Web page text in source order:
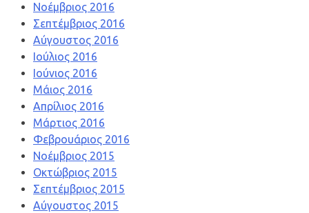
Νοέμβριος 2016
Σεπτέμβριος 2016
Αύγουστος 2016
Ιούλιος 2016
Ιούνιος 2016
Μάιος 2016
Απρίλιος 2016
Μάρτιος 2016
Φεβρουάριος 2016
Νοέμβριος 2015
Οκτώβριος 2015
Σεπτέμβριος 2015
Αύγουστος 2015